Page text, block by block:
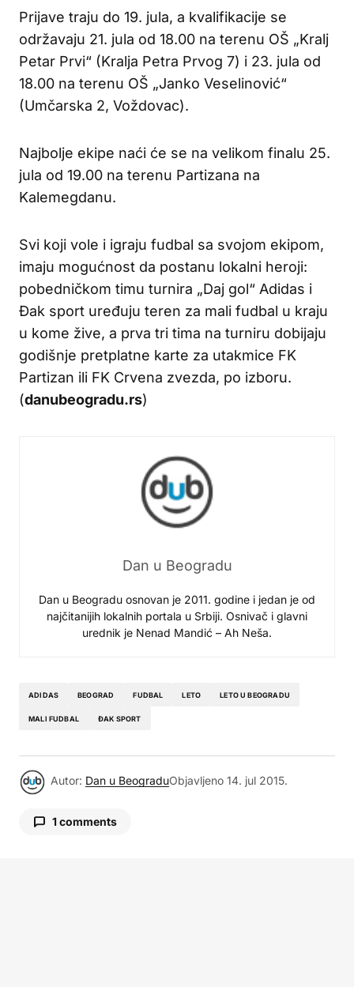
Prijave traju do 19. jula, a kvalifikacije se
održavaju 21. jula od 18.00 na terenu OŠ „Kralj
Petar Prvi“ (Kralja Petra Prvog 7) i 23. jula od
18.00 na terenu OŠ „Janko Veselinović“
(Umčarska 2, Voždovac).
Najbolje ekipe naći će se na velikom finalu 25.
jula od 19.00 na terenu Partizana na
Kalemegdanu.
Svi koji vole i igraju fudbal sa svojom ekipom,
imaju mogućnost da postanu lokalni heroji:
pobedničkom timu turnira „Daj gol“ Adidas i
Đak sport uređuju teren za mali fudbal u kraju
u kome žive, a prva tri tima na turniru dobijaju
godišnje pretplatne karte za utakmice FK
Partizan ili FK Crvena zvezda, po izboru.
(danubeogradu.rs)
Dan u Beogradu
Dan u Beogradu osnovan je 2011. godine i jedan je od
najčitanijih lokalnih portala u Srbiji. Osnivač i glavni
urednik je Nenad Mandić – Ah Neša.
ADIDAS BEOGRAD FUDBAL LETO LETO U BEOGRADU
MALI FUDBAL ĐAK SPORT
Autor: Dan u BeograduObjavljeno 14. jul 2015.
1 comments